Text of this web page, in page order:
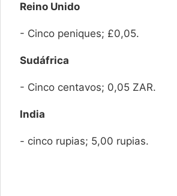
Reino Unido
- Cinco peniques; £0,05.
Sudáfrica
- Cinco centavos; 0,05 ZAR.
India
- cinco rupias; 5,00 rupias.